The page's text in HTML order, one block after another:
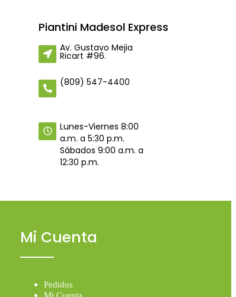
Piantini Madesol Express
Av. Gustavo Mejia
Ricart #96.
(809) 547-4400
Lunes-Viernes 8:00
a.m. a 5:30 p.m.
Sábados 9:00 a.m. a
12:30 p.m.
Mi Cuenta
Pedidos